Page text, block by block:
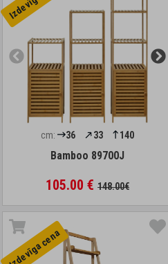
cm: 36 33 140
Bamboo 89700J
105.00 € 148.00€
Izdevīga cena